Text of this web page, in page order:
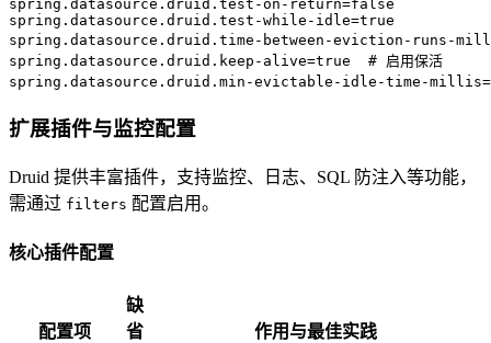
spring.datasource.druid.test-on-return=false
spring.datasource.druid.test-while-idle=true
spring.datasource.druid.time-between-eviction-runs-
spring.datasource.druid.keep-alive=true  # 启用保活
spring.datasource.druid.min-evictable-idle-time-millis=
扩展插件与监控配置
Druid 提供丰富插件，支持监控、日志、SQL 防注入等功能，
需通过 filters 配置启用。
核心插件配置
配置项
缺
省
作用与最佳实践